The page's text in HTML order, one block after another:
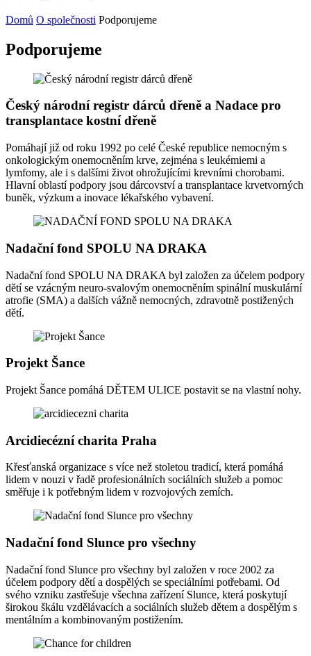
Domů O společnosti Podporujeme
Podporujeme
Český národní registr dárců dřeně a Nadace pro
transplantace kostní dřeně
Pomáhají již od roku 1992 po celé České republice nemocným s
onkologickým onemocněním krve, zejména s leukémiemi a
lymfomy, ale i s dalšími život ohrožujícími krevními chorobami.
Hlavní oblastí podpory jsou dárcovství a transplantace krvetvorných
buněk, výzkum a inovace lékařského vybavení.
Nadační fond SPOLU NA DRAKA
Nadační fond SPOLU NA DRAKA byl založen za účelem podpory
dětí se vzácným neuro-svalovým onemocněním spinální muskulární
atrofie (SMA) a dalších vážně nemocných, zdravotně postižených
dětí.
Projekt Šance
Projekt Šance pomáhá DĚTEM ULICE postavit se na vlastní nohy.
Arcidiecézní charita Praha
Křesťanská organizace s více než stoletou tradicí, která pomáhá
lidem v nouzi v řadě profesionálních sociálních služeb a pomoc
směřuje i k potřebným lidem v rozvojových zemích.
Nadační fond Slunce pro všechny
Nadační fond Slunce pro všechny byl založen v roce 2002 za
účelem podpory dětí a dospělých se speciálními potřebami. Od
svého vzniku zastřešuje všechna zařízení Slunce, která poskytují
širokou škálu vzdělávacích a sociálních služeb dětem a dospělým s
mentálním a kombinovaným postižením.